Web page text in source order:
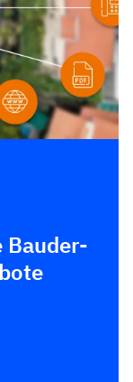
Bauder-